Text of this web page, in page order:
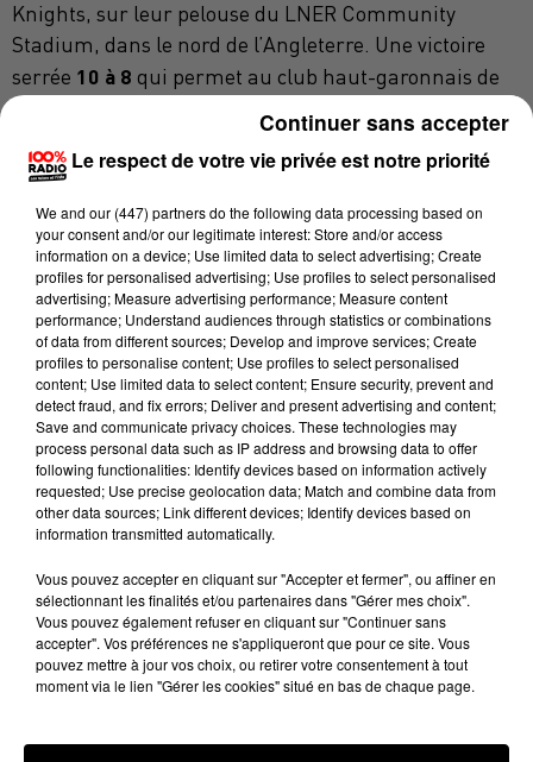
Knights, sur leur pelouse du LNER Community
Stadium, dans le nord de l’Angleterre. Une victoire
serrée 10 à 8 qui permet au club haut-garonnais de
UNE FINALE INTENSE ET MAÎTRISÉE
Dans un match d’une rare intensité, les Toulousains
ont su faire preuve desolidité défensiveet d’une
précision chirurgicale au piedgrâce à leur buteur
Jake Shorrocks, auteur d’un5/5sur pénalités. Menés
à plusieurs reprises, les hommes de Sylvain Houlès
ont toujours su revenir au score, avant de prendre
l’avantage définitif à la 65e minute.
UNE REVANCHE ATTENDUE
Battus en finale en 2023 à Londres et en 2024 à
Wakefield, les Olympiens ont enfin brisé la
malédiction. Face à une équipe de York invaincue
depuis20 matches, Toulouse a su imposer son jeu et
sa détermination.
Le respect de votre vie privée est notre priorité
We and our (447) partnersdo the following data processing based on
your consent and/or our legitimate interest: Store and/or access
information on a device; Use limited data to select advertising; Create
profiles for personalised advertising; Use profiles to select personalised
advertising; Measure advertising performance; Measure content
performance; Understand audiences through statistics or combinations
of data from different sources; Develop and improve services; Create
profiles to personalise content; Use profiles to select personalised
content; Use limited data to select content; Ensure security, prevent and
detect fraud, and fix errors; Deliver and present advertising and content;
Save and communicate privacy choices. These technologies may
process personal data such as IP address and browsing data to offer
following functionalities: Identify devices based on information actively
requested; Use precise geolocation data; Match and combine data from
other data sources; Link different devices; Identify devices based on
information transmitted automatically.
Vous pouvez accepter en cliquant sur "Accepter et fermer", ou affiner en
sélectionnant les finalités et/ou partenaires dans "Gérer mes choix".
Vous pouvez également refuser en cliquant sur "Continuer sans
accepter". Vos préférences ne s'appliqueront que pour ce site. Vous
pouvez mettre à jour vos choix, ou retirer votre consentement à tout
moment via le lien "Gérer les cookies" situé en bas de chaque page.
Continuer sans accepter